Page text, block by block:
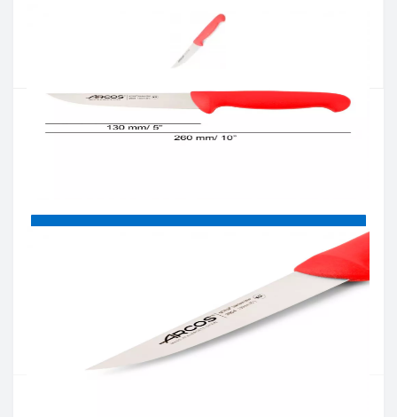
Наявність:Є в наявності
Введіть номер телефону і ми передзвонимо